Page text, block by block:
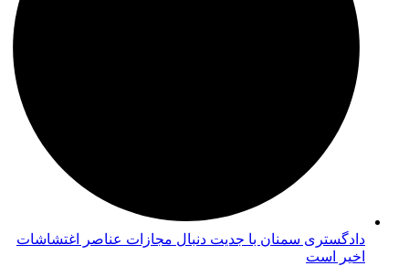
دادگستری سمنان با جدیت دنبال مجازات عناصر اغتشاشات
اخیر است